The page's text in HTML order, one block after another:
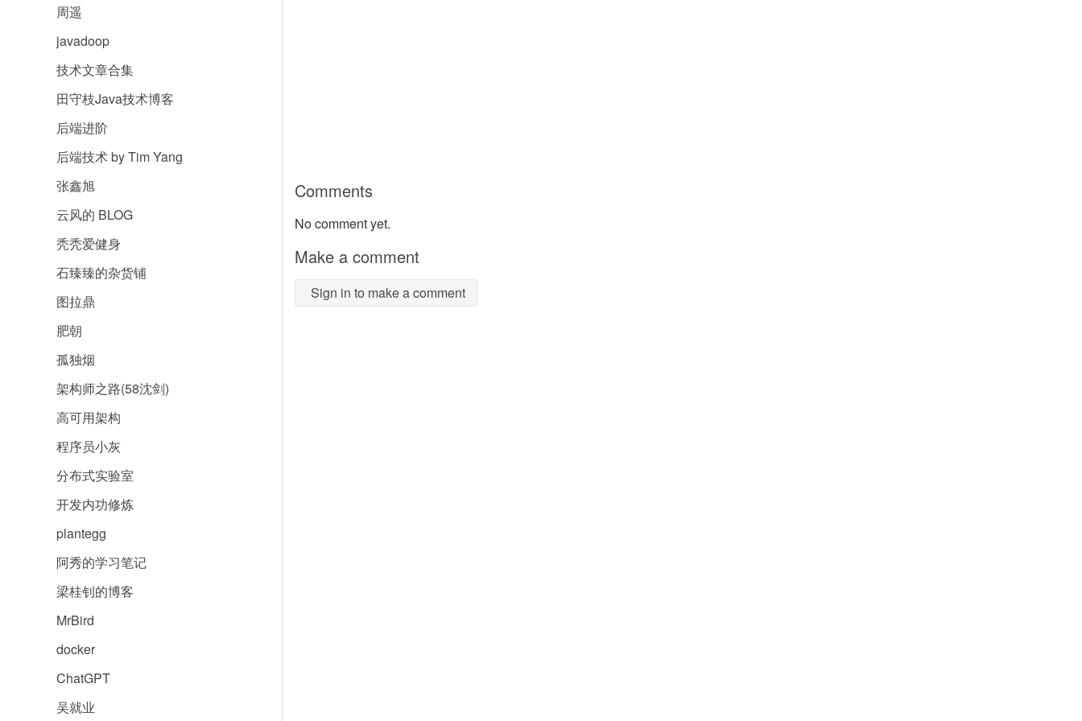
周遥
javadoop
技术文章合集
田守枝Java技术博客
后端进阶
后端技术 by Tim Yang
张鑫旭
云风的 BLOG
秃秃爱健身
石臻臻的杂货铺
图拉鼎
肥朝
孤独烟
架构师之路(58沈剑)
高可用架构
程序员小灰
分布式实验室
开发内功修炼
plantegg
阿秀的学习笔记
梁桂钊的博客
MrBird
docker
ChatGPT
吴就业
Comments
No comment yet.
Make a comment
Sign in to make a comment